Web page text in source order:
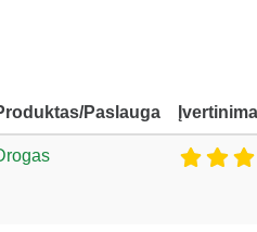
Paslauga